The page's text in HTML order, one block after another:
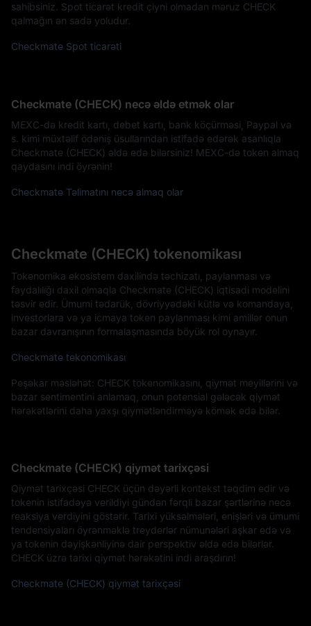
sahibsiniz. Spot ticarət kredit çiyni olmadan məruz CHECK
qalmağın ən sadə yoludur.
Checkmate Spot ticarəti
Checkmate (CHECK) necə əldə etmək olar
MEXC-də kredit kartı, debet kartı, bank köçürməsi, Paypal və
s. kimi müxtəlif ödəniş üsullarından istifadə edərək asanlıqla
Checkmate (CHECK) əldə edə bilərsiniz! MEXC-də token almaq
qaydasını indi öyrənin!
Checkmate Təlimatını necə almaq olar
Checkmate (CHECK) tokenomikası
Tokenomika ekosistem daxilində təchizatı, paylanması və
faydalılığı daxil olmaqla Checkmate (CHECK) iqtisadi modelini
təsvir edir. Ümumi tədarük, dövriyyədəki kütlə və komandaya,
investorlara və ya icmaya token paylanması kimi amillər onun
bazar davranışının formalaşmasında böyük rol oynayır.
Checkmate tekonomikası
Peşəkar məsləhət: CHECK tokenomikasını, qiymət meyillərini və
bazar sentimentini anlamaq, onun potensial gələcək qiymət
hərəkətlərini daha yaxşı qiymətləndirməyə kömək edə bilər.
Checkmate (CHECK) qiymət tarixçəsi
Qiymət tarixçəsi CHECK üçün dəyərli kontekst təqdim edir və
tokenin istifadəyə verildiyi gündən fərqli bazar şərtlərinə necə
reaksiya verdiyini göstərir. Tarixi yüksəlmələri, enişləri və ümumi
tendensiyaları öyrənməklə treyderlər nümunələri aşkar edə və
ya tokenin dəyişkənliyinə dair perspektiv əldə edə bilərlər.
CHECK üzrə tarixi qiymət hərəkətini indi araşdırın!
Checkmate (CHECK) qiymət tarixçəsi